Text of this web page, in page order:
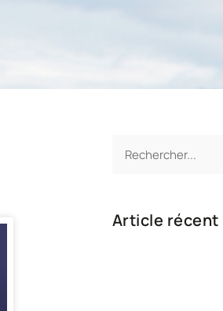
Article récent